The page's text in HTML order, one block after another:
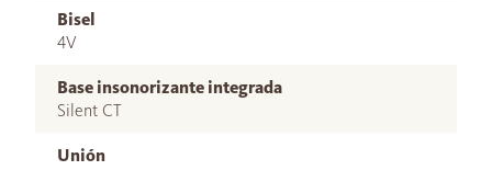
Bisel
4V
Base insonorizante integrada
Silent CT
Unión